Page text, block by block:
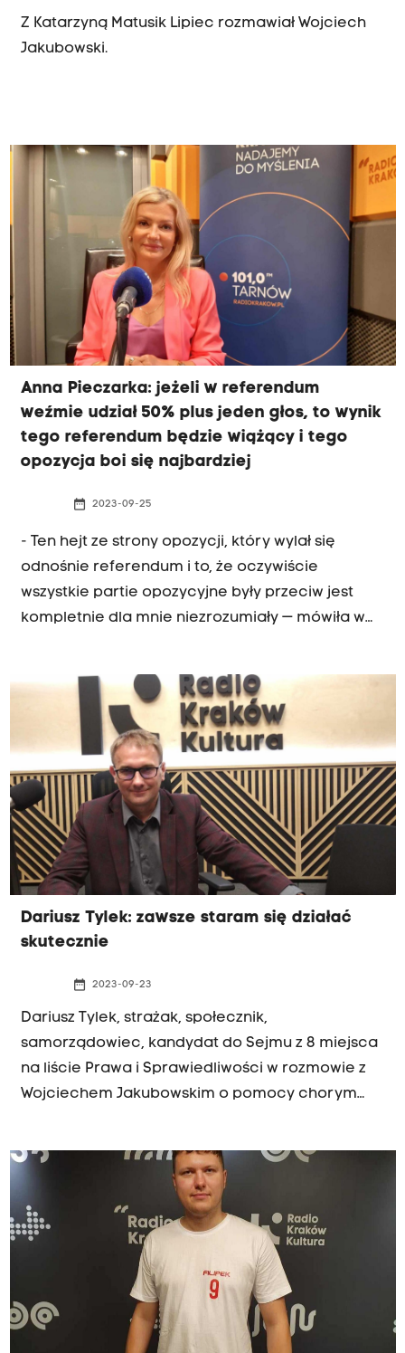
Z Katarzyną Matusik Lipiec rozmawiał Wojciech
Jakubowski.
Anna Pieczarka: jeżeli w referendum
weźmie udział 50% plus jeden głos, to wynik
tego referendum będzie wiążący i tego
opozycja boi się najbardziej
date_range 2023-09-25
- Ten hejt ze strony opozycji, który wylał się
odnośnie referendum i to, że oczywiście
wszystkie partie opozycyjne były przeciw jest
kompletnie dla mnie niezrozumiały — mówiła w
Dariusz Tylek: zawsze staram się działać
skutecznie
date_range 2023-09-23
Dariusz Tylek, strażak, społecznik,
samorządowiec, kandydat do Sejmu z 8 miejsca
na liście Prawa i Sprawiedliwości w rozmowie z
Wojciechem Jakubowskim o pomocy chorym